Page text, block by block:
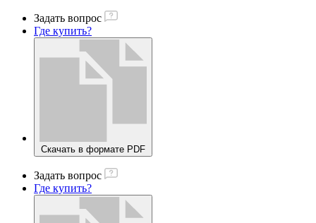
Задать вопрос
Где купить?
Скачать в формате PDF
Задать вопрос
Где купить?